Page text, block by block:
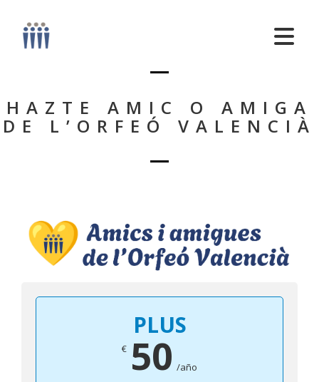
HAZTE AMIC O AMIGA
DE L’ORFEÓ VALENCIÀ
PLUS
€ 50 /año